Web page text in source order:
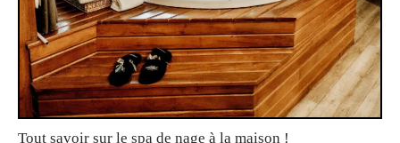
Tout savoir sur le spa de nage à la maison !